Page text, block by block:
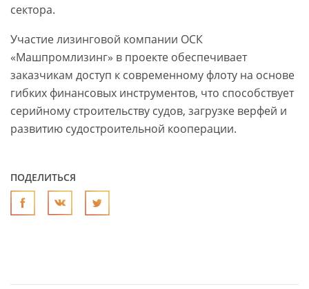
сектора.
Участие лизинговой компании ОСК
«Машпромлизинг» в проекте обеспечивает
заказчикам доступ к современному флоту на основе
гибких финансовых инструментов, что способствует
серийному строительству судов, загрузке верфей и
развитию судостроительной кооперации.
ПОДЕЛИТЬСЯ